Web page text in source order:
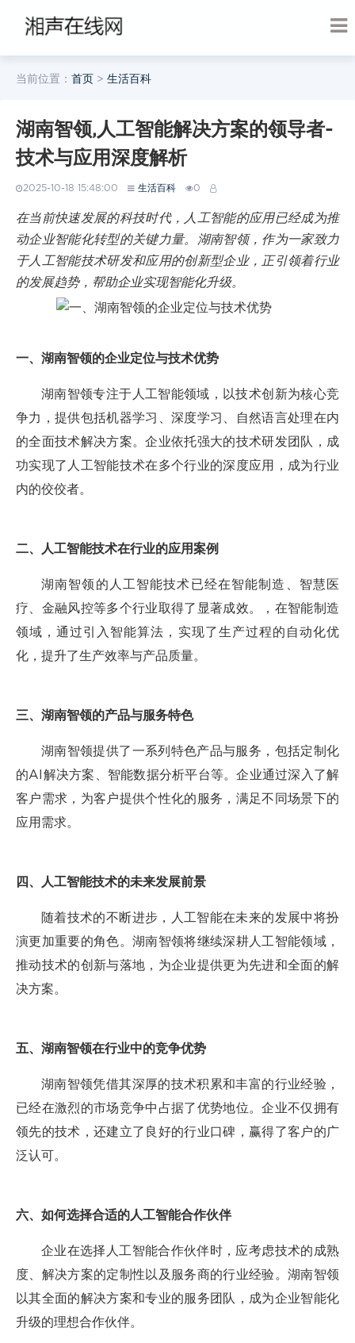
当前位置： 首页 > 生活百科
湖南智领,人工智能解决方案的领导者-
技术与应用深度解析
2025-10-18 15:48:00 生活百科 0
在当前快速发展的科技时代，人工智能的应用已经成为推
动企业智能化转型的关键力量。湖南智领，作为一家致力
于人工智能技术研发和应用的创新型企业，正引领着行业
的发展趋势，帮助企业实现智能化升级。
一、湖南智领的企业定位与技术优势
湖南智领专注于人工智能领域，以技术创新为核心竞
争力，提供包括机器学习、深度学习、自然语言处理在内
的全面技术解决方案。企业依托强大的技术研发团队，成
功实现了人工智能技术在多个行业的深度应用，成为行业
内的佼佼者。
二、人工智能技术在行业的应用案例
湖南智领的人工智能技术已经在智能制造、智慧医
疗、金融风控等多个行业取得了显著成效。，在智能制造
领域，通过引入智能算法，实现了生产过程的自动化优
化，提升了生产效率与产品质量。
三、湖南智领的产品与服务特色
湖南智领提供了一系列特色产品与服务，包括定制化
的AI解决方案、智能数据分析平台等。企业通过深入了解
客户需求，为客户提供个性化的服务，满足不同场景下的
应用需求。
四、人工智能技术的未来发展前景
随着技术的不断进步，人工智能在未来的发展中将扮
演更加重要的角色。湖南智领将继续深耕人工智能领域，
推动技术的创新与落地，为企业提供更为先进和全面的解
决方案。
五、湖南智领在行业中的竞争优势
湖南智领凭借其深厚的技术积累和丰富的行业经验，
已经在激烈的市场竞争中占据了优势地位。企业不仅拥有
领先的技术，还建立了良好的行业口碑，赢得了客户的广
泛认可。
六、如何选择合适的人工智能合作伙伴
企业在选择人工智能合作伙伴时，应考虑技术的成熟
度、解决方案的定制性以及服务商的行业经验。湖南智领
以其全面的解决方案和专业的服务团队，成为企业智能化
升级的理想合作伙伴。